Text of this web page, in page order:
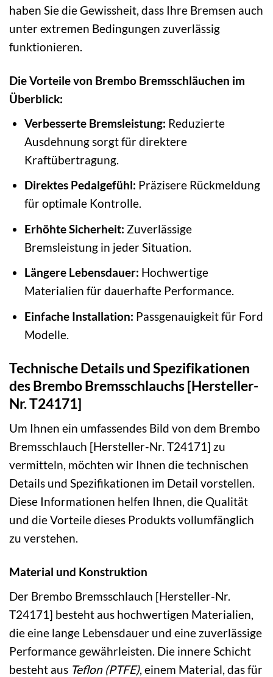
haben Sie die Gewissheit, dass Ihre Bremsen auch
unter extremen Bedingungen zuverlässig
funktionieren.
Die Vorteile von Brembo Bremsschläuchen im
Überblick:
Verbesserte Bremsleistung: Reduzierte
Ausdehnung sorgt für direktere
Kraftübertragung.
Direktes Pedalgefühl: Präzisere Rückmeldung
für optimale Kontrolle.
Erhöhte Sicherheit: Zuverlässige
Bremsleistung in jeder Situation.
Längere Lebensdauer: Hochwertige
Materialien für dauerhafte Performance.
Einfache Installation: Passgenauigkeit für Ford
Modelle.
Technische Details und Spezifikationen
des Brembo Bremsschlauchs [Hersteller-
Nr. T24171]
Um Ihnen ein umfassendes Bild von dem Brembo
Bremsschlauch [Hersteller-Nr. T24171] zu
vermitteln, möchten wir Ihnen die technischen
Details und Spezifikationen im Detail vorstellen.
Diese Informationen helfen Ihnen, die Qualität
und die Vorteile dieses Produkts vollumfänglich
zu verstehen.
Material und Konstruktion
Der Brembo Bremsschlauch [Hersteller-Nr.
T24171] besteht aus hochwertigen Materialien,
die eine lange Lebensdauer und eine zuverlässige
Performance gewährleisten. Die innere Schicht
besteht aus Teflon (PTFE), einem Material, das für